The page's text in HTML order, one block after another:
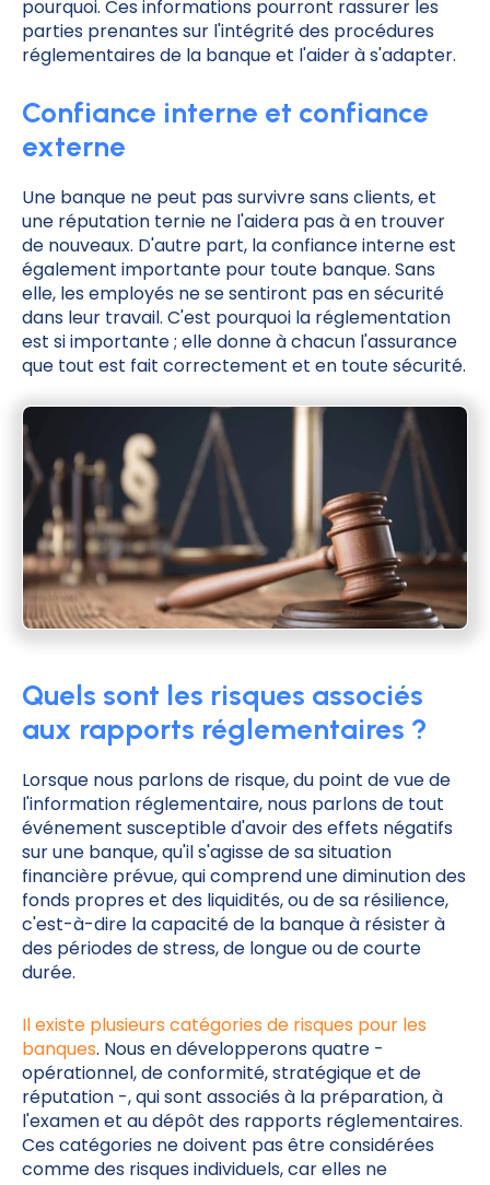
pourquoi. Ces informations pourront rassurer les
parties prenantes sur l'intégrité des procédures
réglementaires de la banque et l'aider à s'adapter.
Confiance interne et confiance
externe
Une banque ne peut pas survivre sans clients, et
une réputation ternie ne l'aidera pas à en trouver
de nouveaux. D'autre part, la confiance interne est
également importante pour toute banque. Sans
elle, les employés ne se sentiront pas en sécurité
dans leur travail. C'est pourquoi la réglementation
est si importante ; elle donne à chacun l'assurance
que tout est fait correctement et en toute sécurité.
Quels sont les risques associés
aux rapports réglementaires ?
Lorsque nous parlons de risque, du point de vue de
l'information réglementaire, nous parlons de tout
événement susceptible d'avoir des effets négatifs
sur une banque, qu'il s'agisse de sa situation
financière prévue, qui comprend une diminution des
fonds propres et des liquidités, ou de sa résilience,
c'est-à-dire la capacité de la banque à résister à
des périodes de stress, de longue ou de courte
durée.
Il existe plusieurs catégories de risques pour les
banques. Nous en développerons quatre -
opérationnel, de conformité, stratégique et de
réputation -, qui sont associés à la préparation, à
l'examen et au dépôt des rapports réglementaires.
Ces catégories ne doivent pas être considérées
comme des risques individuels, car elles ne